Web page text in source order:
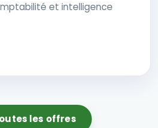
et intelligence
les offres